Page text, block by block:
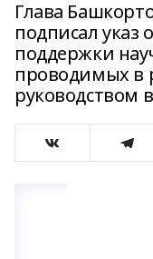
Глава
подписал указ
поддержки
проводимых в
руководством